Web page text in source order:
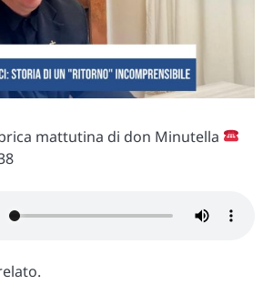
mattutina di don Minutella